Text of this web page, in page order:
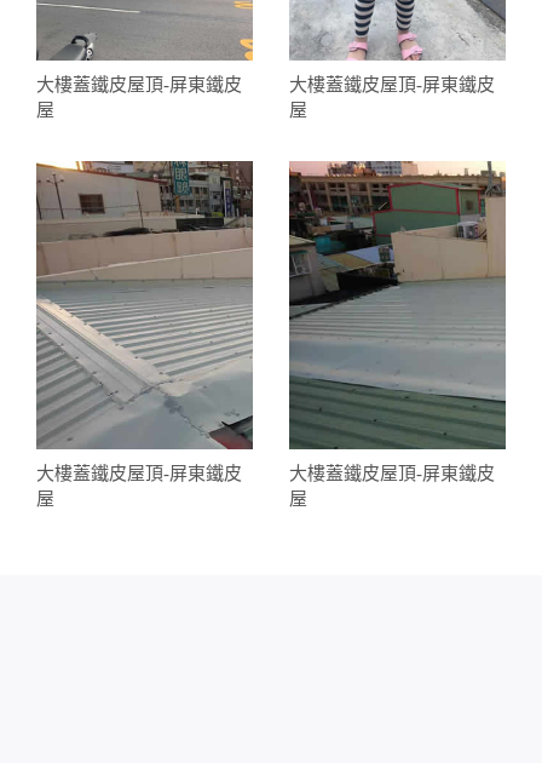
大樓蓋鐵皮屋頂-屏東鐵皮
屋
大樓蓋鐵皮屋頂-屏東鐵皮
屋
大樓蓋鐵皮屋頂-屏東鐵皮
屋
大樓蓋鐵皮屋頂-屏東鐵皮
屋